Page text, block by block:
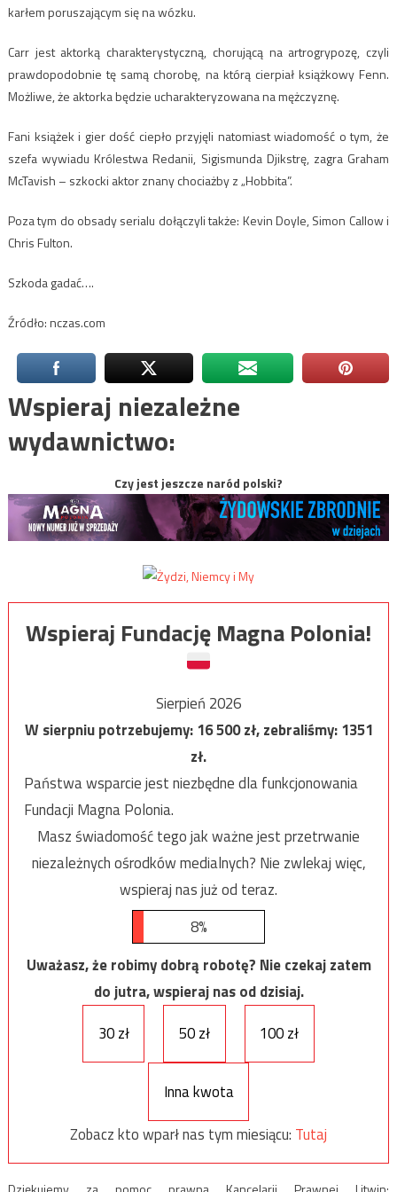
karłem poruszającym się na wózku.
Carr jest aktorką charakterystyczną, chorującą na artrogrypozę, czyli
prawdopodobnie tę samą chorobę, na którą cierpiał książkowy Fenn.
Możliwe, że aktorka będzie ucharakteryzowana na mężczyznę.
Fani książek i gier dość ciepło przyjęli natomiast wiadomość o tym, że
szefa wywiadu Królestwa Redanii, Sigismunda Djikstrę, zagra Graham
McTavish – szkocki aktor znany chociażby z „Hobbita”.
Poza tym do obsady serialu dołączyli także: Kevin Doyle, Simon Callow i
Chris Fulton.
Szkoda gadać….
Źródło: nczas.com
Wspieraj niezależne
wydawnictwo:
Czy jest jeszcze naród polski?
Wspieraj Fundację Magna Polonia!
Sierpień 2026
W sierpniu potrzebujemy:16 500zł, zebraliśmy:1351
zł.
Państwa wsparcie jest niezbędne dla funkcjonowania
Fundacji Magna Polonia.
Masz świadomość tego jak ważne jest przetrwanie
niezależnych ośrodków medialnych? Nie zwlekaj więc,
wspieraj nas już od teraz.
8%
Uważasz, że robimy dobrą robotę? Nie czekaj zatem
do jutra, wspieraj nas od dzisiaj.
30 zł
50 zł 100 zł
Inna kwota
Zobacz kto wparł nas tym miesiącu: Tutaj